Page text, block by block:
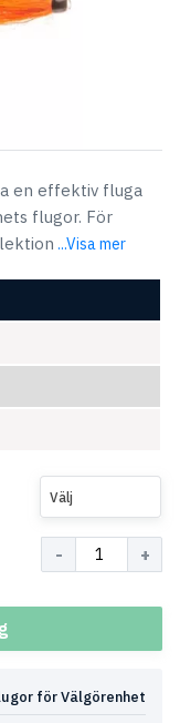
en effektiv fluga
flugor. För
...Visa mer
Välj
för Välgörenhet